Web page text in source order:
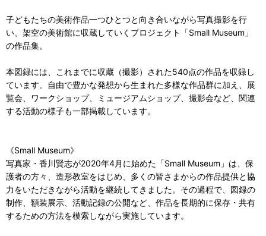
子どもたちの美術作品一つひとつと向き合いながら写真撮影を行
い、架空の美術館に収蔵していくプロジェクト「Small Museum」
の作品集。
本図録には、これまでに収蔵（撮影）された540点の作品を収録し
ています。自由で豊かな発想から生まれた多様な作品群に加え、展
覧会、ワークショップ、ミュージアムショップ、撮影会など、関連
する活動の様子も一部掲載しています。
《Small Museum》
写真家・香川賢志が2020年4月に始めた「Small Museum」は、保
護者の方々、造形教室をはじめ、多くの皆さまからの作品提供と協
力をいただきながら活動を継続してきました。その過程で、図録の
制作、額装展示、活動記録の公開など、作品を長期的に保存・共有
するための方法を模索しながら実施しています。